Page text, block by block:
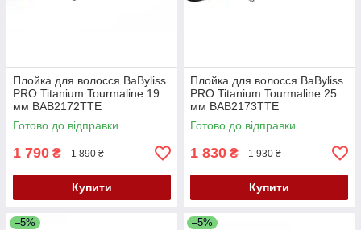
Плойка для волосся BaByliss
PRO Titanium Tourmaline 19
мм BAB2172TTE
Готово до відправки
1 790 ₴ 1 890 ₴
Купити
Плойка для волосся BaByliss
PRO Titanium Tourmaline 25
мм BAB2173TTE
Готово до відправки
1 830 ₴ 1 930 ₴
Купити
–5% –5%